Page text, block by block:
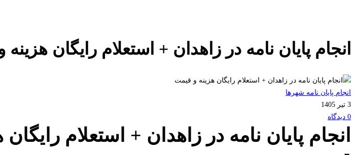
انجام پایان نامه در زاهدان + استعلام رایگان
انجام پایان نامه شهرها
3 تیر 1405
0 دیدگاه
انجام پایان نامه در زاهدان + استعلام رایگان